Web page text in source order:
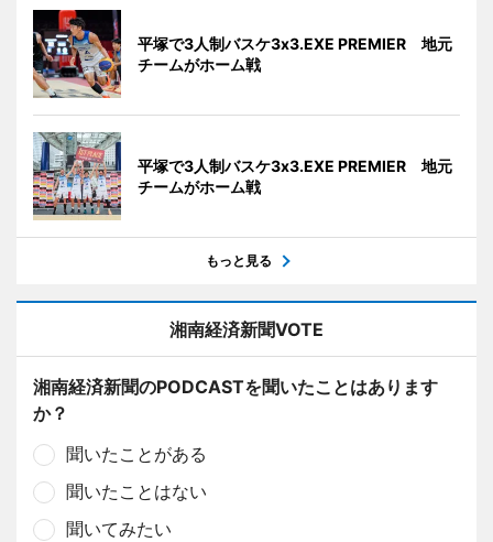
平塚で3人制バスケ3x3.EXE PREMIER 地元
チームがホーム戦
平塚で3人制バスケ3x3.EXE PREMIER 地元
チームがホーム戦
もっと見る
湘南経済新聞VOTE
湘南経済新聞のPODCASTを聞いたことはあります
か？
聞いたことがある
聞いたことはない
聞いてみたい